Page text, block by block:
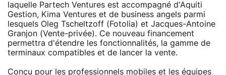
laquelle Partech Ventures est accompagné d'Aquiti
Gestion, Kima Ventures et de business angels parmi
lesquels Oleg Tscheltzoff (Fotolia) et Jacques-Antoine
Granjon (Vente-privée). Ce nouveau financement
permettra d'étendre les fonctionnalités, la gamme de
terminaux compatibles et de lancer la vente.
Conçu pour les professionnels mobiles et les équipes